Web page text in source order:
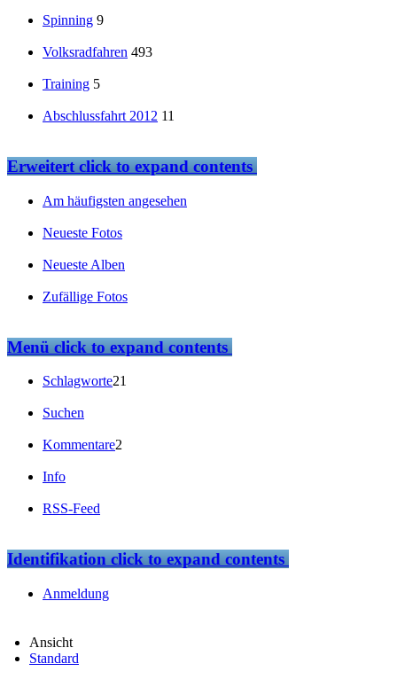
Spinning 9
Volksradfahren 493
Training 5
Abschlussfahrt 2012 11
Erweitertclick to expand contents
Am häufigsten angesehen
Neueste Fotos
Neueste Alben
Zufällige Fotos
Menüclick to expand contents
Schlagworte21
Suchen
Kommentare2
Info
RSS-Feed
Identifikationclick to expand contents
Anmeldung
Ansicht
Standard